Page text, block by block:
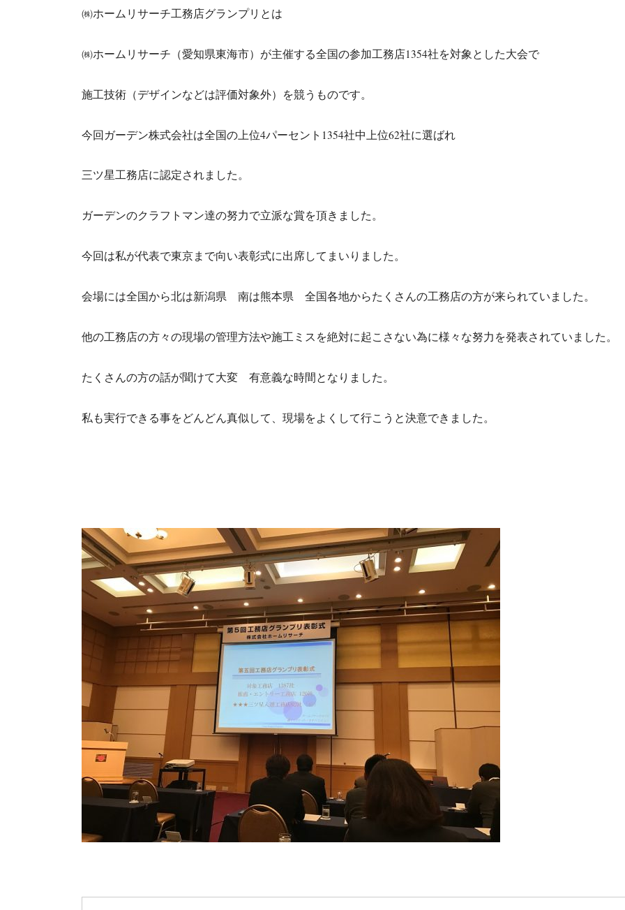
㈱ホームリサーチ工務店グランプリとは
㈱ホームリサーチ（愛知県東海市）が主催する全国の参加工務店1354社を対象とした大会で
施工技術（デザインなどは評価対象外）を競うものです。
今回ガーデン株式会社は全国の上位4パーセント1354社中上位62社に選ばれ
三ツ星工務店に認定されました。
ガーデンのクラフトマン達の努力で立派な賞を頂きました。
今回は私が代表で東京まで向い表彰式に出席してまいりました。
会場には全国から北は新潟県 南は熊本県 全国各地からたくさんの工務店の方が来られていました。
他の工務店の方々の現場の管理方法や施工ミスを絶対に起こさない為に様々な努力を発表されていました。
たくさんの方の話が聞けて大変 有意義な時間となりました。
私も実行できる事をどんどん真似して、現場をよくして行こうと決意できました。